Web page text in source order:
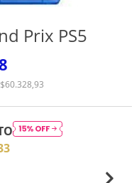
Prix PS5
$60.328,93